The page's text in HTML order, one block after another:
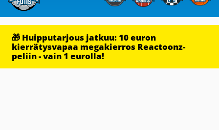
🎁 Huipputarjous jatkuu: 10 euron
kierrätysvapaa megakierros Reactoonz-
peliin - vain 1 eurolla!